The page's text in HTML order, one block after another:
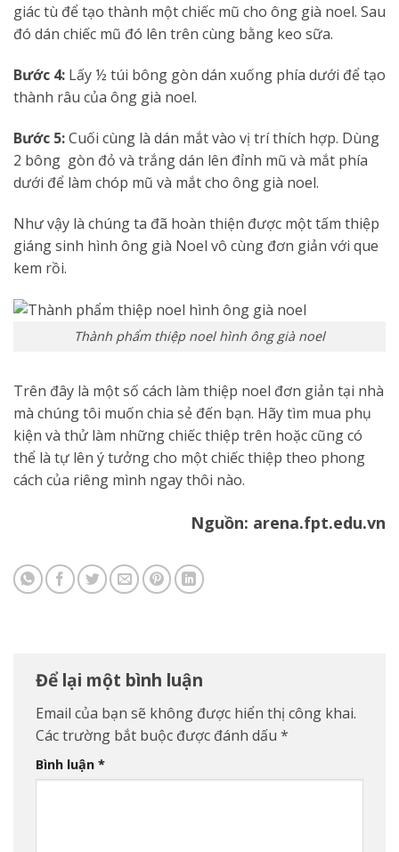
giác tù để tạo thành một chiếc mũ cho ông già noel. Sau
đó dán chiếc mũ đó lên trên cùng bằng keo sữa.
Bước 4: Lấy ½ túi bông gòn dán xuống phía dưới để tạo
thành râu của ông già noel.
Bước 5:Cuối cùng là dán mắt vào vị trí thích hợp. Dùng
2 bông gòn đỏ và trắng dán lên đỉnh mũ và mắt phía
dưới để làm chóp mũ và mắt cho ông già noel.
Như vậy là chúng ta đã hoàn thiện được một tấm thiệp
giáng sinh hình ông già Noel vô cùng đơn giản với que
kem rồi.
Thành phẩm thiệp noel hình ông già noel
Trên đây là một số cách làm thiệp noel đơn giản tại nhà
mà chúng tôi muốn chia sẻ đến bạn. Hãy tìm mua phụ
kiện và thử làm những chiếc thiệp trên hoặc cũng có
thể là tự lên ý tưởng cho một chiếc thiệp theo phong
cách của riêng mình ngay thôi nào.
Nguồn: arena.fpt.edu.vn
Để lại một bình luận
Email của bạn sẽ không được hiển thị công khai.
Các trường bắt buộc được đánh dấu *
Bình luận *